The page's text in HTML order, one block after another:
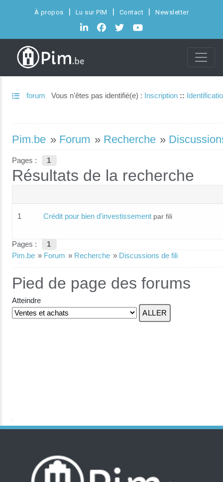
À propos Lu sur PIM Contact Newsletter
forum Vous n'êtes pas identifié(e) : Inscription ::
Pim.be » Forum » Recherche »
Pages : 1
Résultats de la recherche
1 Crédit pour bien d'investissement par fili
Pages :
1
Pim.be » Forum » Recherche » Discussions de fili
Pied de page des forums
Atteindre